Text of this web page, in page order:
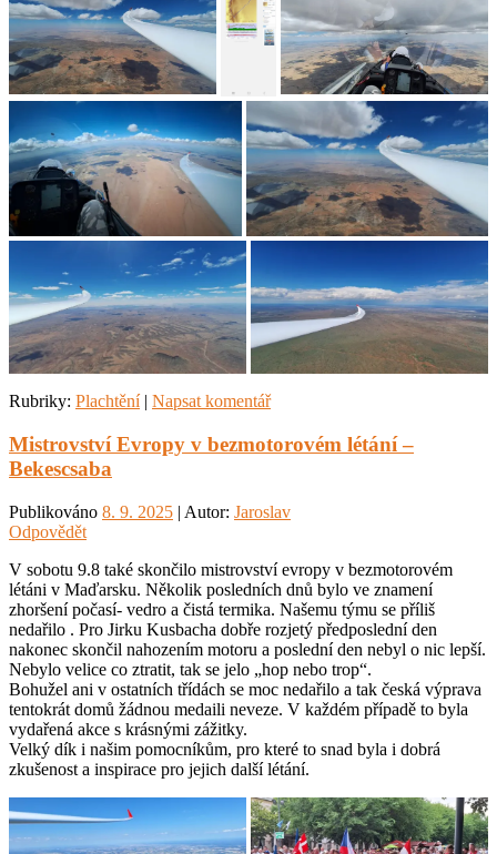
Rubriky: Plachtění | Napsat komentář
Mistrovství Evropy v bezmotorovém létání –
Bekescsaba
Publikováno 8. 9. 2025 | Autor: Jaroslav
Odpovědět
V sobotu 9.8 také skončilo mistrovství evropy v bezmotorovém
létáni v Maďarsku. Několik posledních dnů bylo ve znamení
zhoršení počasí- vedro a čistá termika. Našemu týmu se příliš
nedařilo . Pro Jirku Kusbacha dobře rozjetý předposlední den
nakonec skončil nahozením motoru a poslední den nebyl o nic lepší.
Nebylo velice co ztratit, tak se jelo „hop nebo trop“.
Bohužel ani v ostatních třídách se moc nedařilo a tak česká výprava
tentokrát domů žádnou medaili neveze. V každém případě to byla
vydařená akce s krásnými zážitky.
Velký dík i našim pomocníkům, pro které to snad byla i dobrá
zkušenost a inspirace pro jejich další létání.